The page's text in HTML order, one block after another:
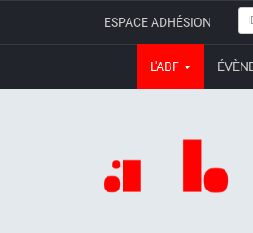
ESPACE ADHÉSION
L'ABF